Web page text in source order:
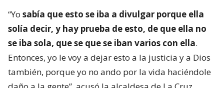
“Yo sabía que esto se iba a divulgar porque ella
solía decir, y hay prueba de esto, de que ella no
se iba sola, que se que se iban varios con ella.
Entonces, yo le voy a dejar esto a la justicia y a Dios
también, porque yo no ando por la vida haciéndole